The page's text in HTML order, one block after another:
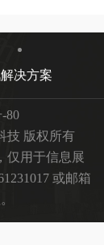
解决方案
80
技 版权所有
仅用于信息展
或邮箱